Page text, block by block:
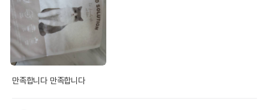
만족합니다 만족합니다